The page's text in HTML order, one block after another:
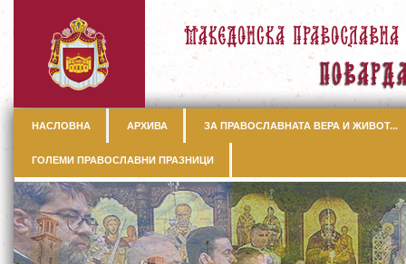
НАСЛОВНА АРХИВА ЗА ПРАВОСЛАВНАТА ВЕРА И ЖИВОТ...
ГОЛЕМИ ПРАВОСЛАВНИ ПРАЗНИЦИ